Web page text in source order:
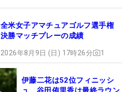
全米女子アマチュアゴルフ選手権
決勝マッチプレーの成績
2026年8月9日 (日) 17時26分 1
伊藤二花は52位フィニッシ